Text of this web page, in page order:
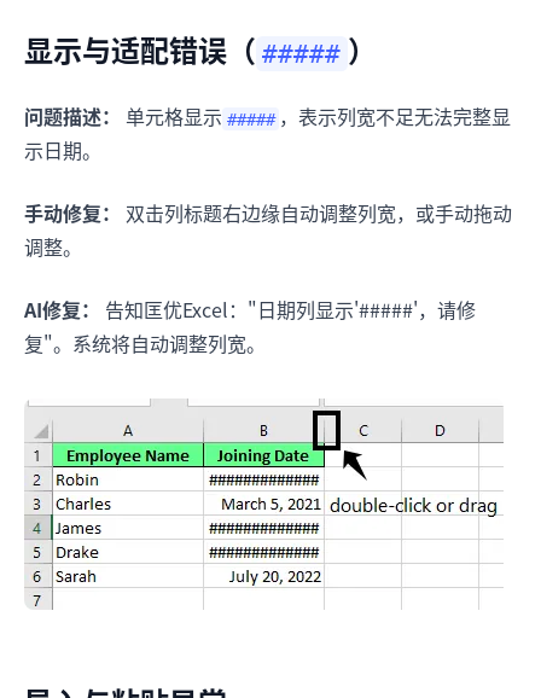
显示与适配错误（ ##### ）
问题描述： 单元格显示 ##### ，表示列宽不足无法完整显
示日期。
手动修复：
双击列标题右边缘自动调整列宽，或手动拖动
调整。
AI修复：
告知匡优Excel："日期列显示'#####'，请修
复"。系统将自动调整列宽。